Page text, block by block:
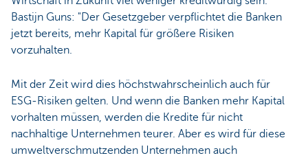
Bastijn Guns: "Der Gesetzgeber verpflichtet die Banken
jetzt bereits, mehr Kapital für größere Risiken
vorzuhalten.
Mit der Zeit wird dies höchstwahrscheinlich auch für
ESG-Risiken gelten. Und wenn die Banken mehr Kapital
vorhalten müssen, werden die Kredite für nicht
nachhaltige Unternehmen teurer. Aber es wird für diese
umweltverschmutzenden Unternehmen auch